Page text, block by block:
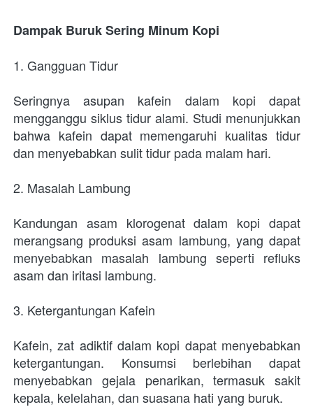
Dampak Buruk Sering Minum Kopi
1. Gangguan Tidur
Seringnya asupan kafein dalam kopi dapat
mengganggu siklus tidur alami. Studi menunjukkan
bahwa kafein dapat memengaruhi kualitas tidur
dan menyebabkan sulit tidur pada malam hari.
2. Masalah Lambung
Kandungan asam klorogenat dalam kopi dapat
merangsang produksi asam lambung, yang dapat
menyebabkan masalah lambung seperti refluks
asam dan iritasi lambung.
3. Ketergantungan Kafein
Kafein, zat adiktif dalam kopi dapat menyebabkan
ketergantungan. Konsumsi berlebihan dapat
menyebabkan gejala penarikan, termasuk sakit
kepala, kelelahan, dan suasana hati yang buruk.